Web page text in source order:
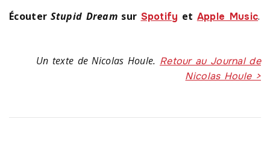
ÉcouterStupid Dream sur Spotify et Apple Music.
Un texte de Nicolas Houle. Retour au Journal de
Nicolas Houle >